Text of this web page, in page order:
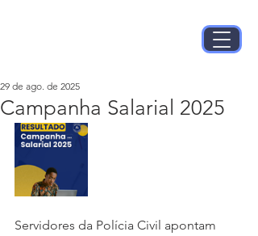
Campanha Salarial 2025
29 de ago. de 2025
Servidores da Polícia Civil apontam